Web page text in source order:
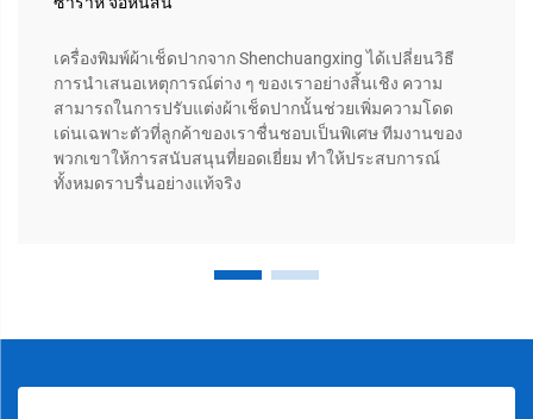
เครื่องพิมพ์ผ้าเช็ดปากจาก Shenchuangxing ได้เปลี่ยนวิธี
การนำเสนอเหตุการณ์ต่าง ๆ ของเราอย่างสิ้นเชิง ความ
สามารถในการปรับแต่งผ้าเช็ดปากนั้นช่วยเพิ่มความโดด
เด่นเฉพาะตัวที่ลูกค้าของเราชื่นชอบเป็นพิเศษ ทีมงานของ
พวกเขาให้การสนับสนุนที่ยอดเยี่ยม ทำให้ประสบการณ์
ทั้งหมดราบรื่นอย่างแท้จริง